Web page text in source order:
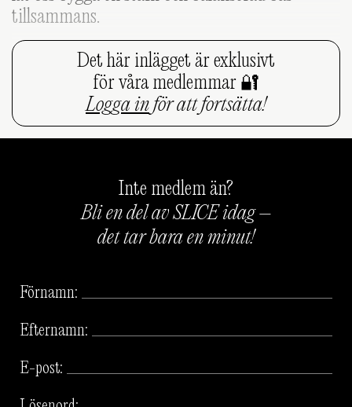
tillsammans.
Det här inlägget är exklusivt
för våra medlemmar 🔐
Logga inför att fortsätta!
Inte medlem än?
Bli en del av SLICE idag –
det tar bara en minut!
Förnamn:
Efternamn:
E-post: